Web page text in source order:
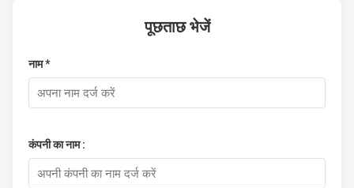
पूछताछ भेजें
नाम *
कंपनी का नाम :